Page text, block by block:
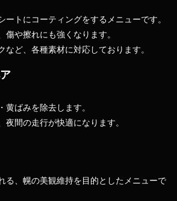
ートにコーティングをするメニューです。
傷や擦れにも強くなります。
など、各種素材に対応しております。
黄ばみを除去します。
夜間の走行が快適になります。
る、幌の美観維持を目的としたメニューで